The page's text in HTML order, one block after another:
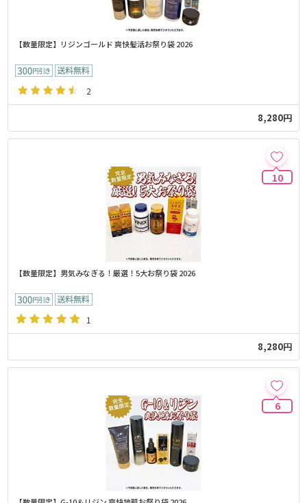
【数量限定】リジンゴールド 爽快髪活お祭り袋 2026
2
8,280円
10
【数量限定】男気みなぎる！厳選！5大お祭り袋 2026
1
8,280円
6